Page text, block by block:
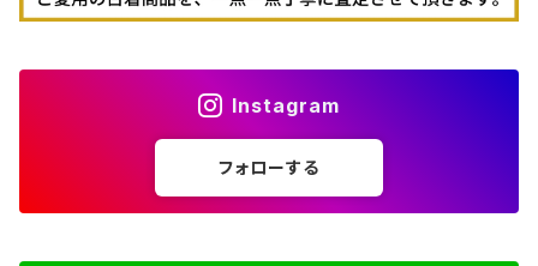
Instagram
フォローする